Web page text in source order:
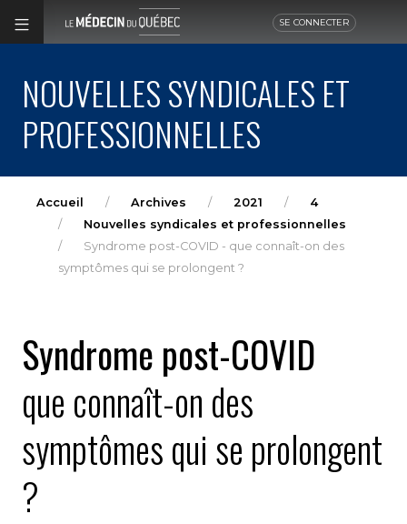
SE CONNECTER
NOUVELLES SYNDICALES ET
PROFESSIONNELLES
Accueil Archives 2021
4
Nouvelles syndicales et professionnelles
Syndrome post-COVID - que connaît-on des
symptômes qui se prolongent ?
Syndrome post-COVID
que connaît-on des
symptômes qui se prolongent
?